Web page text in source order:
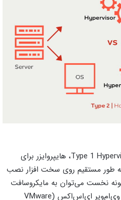
در هایپروایزر گونه نخست یا Type 1 Hypervisor، هایپروایزر برای
طور مستقیم روی سخت افزار نصب
نخست می‌توان به مایکروسافت
هایپروی (Microsoft Hyper-v)، وی‌ام‌ویر ای‌اس‌اکس (VMware